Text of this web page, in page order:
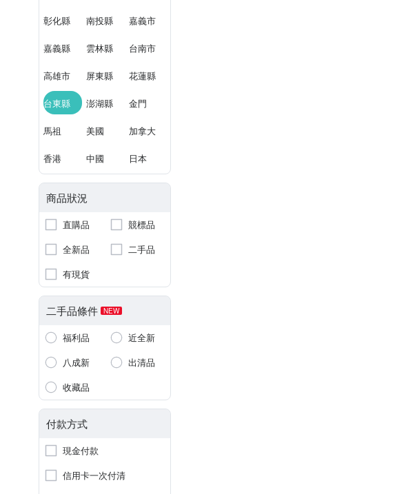
彰化縣 南投縣 嘉義市
嘉義縣 雲林縣 台南市
高雄市 屏東縣 花蓮縣
台東縣 澎湖縣 金門
馬祖 美國 加拿大
香港 中國 日本
商品狀況
直購品
競標品
全新品
二手品
有現貨
二手品條件 NEW
福利品
近全新
八成新
出清品
收藏品
付款方式
現金付款
信用卡一次付清